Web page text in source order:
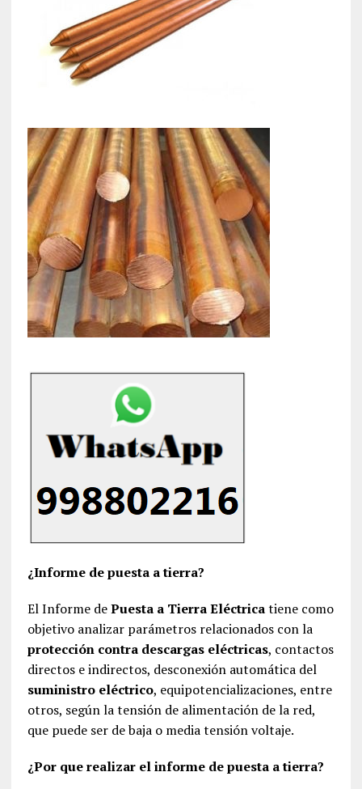
¿Informe de puesta a tierra?
El Informe dePuesta a Tierra Eléctricatiene como
objetivo analizar parámetros relacionados con la
protección contra descargas eléctricas, contactos
directos e indirectos, desconexión automática del
suministro eléctrico, equipotencializaciones, entre
otros, según la tensión de alimentación de la red,
que puede ser de baja o media tensión voltaje.
¿Por que realizar el informe de puesta a tierra?